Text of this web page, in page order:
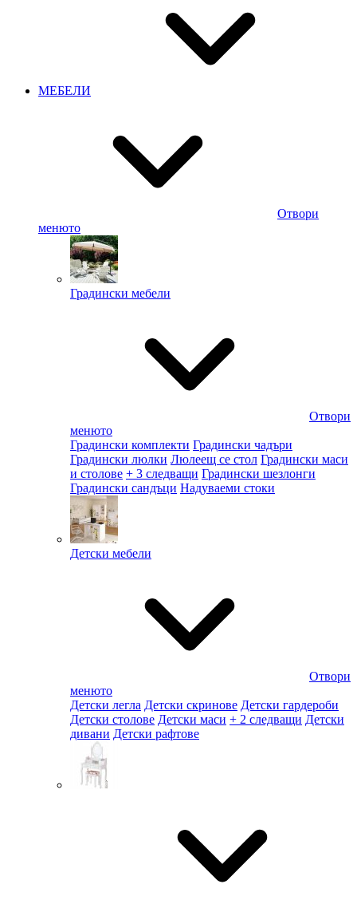
МЕБЕЛИ
Отвори
менюто
Градински мебели
Отвори
менюто
Градински комплекти Градински чадъри
Градински люлки Люлеещ се стол Градински маси
и столове + 3 следващи Градински шезлонги
Градински сандъци Надуваеми стоки
Детски мебели
Отвори
менюто
Детски легла Детски скринове Детски гардероби
Детски столове Детски маси + 2 следващи Детски
дивани Детски рафтове